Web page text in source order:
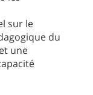
sur le
du
une